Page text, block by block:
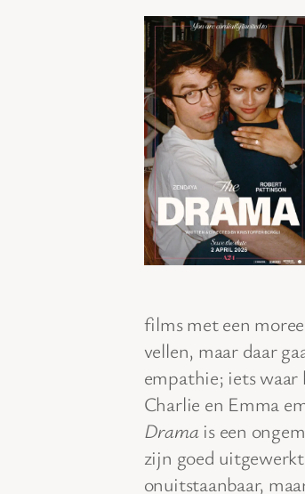
films met een
vellen, maar daar
empathie; iets
Charlie en Emma
Dramais een
zijn goed
onuitstaanbaar,